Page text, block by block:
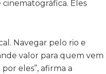
Eles
Navegar pelo rio e
valor para quem vem
eles”, afirma a